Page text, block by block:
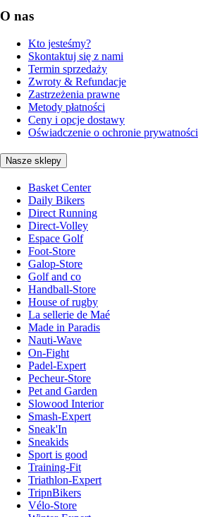
O nas
Kto jesteśmy?
Skontaktuj się z nami
Termin sprzedaży
Zwroty & Refundacje
Zastrzeżenia prawne
Metody płatności
Ceny i opcje dostawy
Oświadczenie o ochronie prywatności
Nasze sklepy
Basket Center
Daily Bikers
Direct Running
Direct-Volley
Espace Golf
Foot-Store
Galop-Store
Golf and co
Handball-Store
House of rugby
La sellerie de Maé
Made in Paradis
Nauti-Wave
On-Fight
Padel-Expert
Pecheur-Store
Pet and Garden
Slowood Interior
Smash-Expert
Sneak'In
Sneakids
Sport is good
Training-Fit
Triathlon-Expert
TripnBikers
Vélo-Store